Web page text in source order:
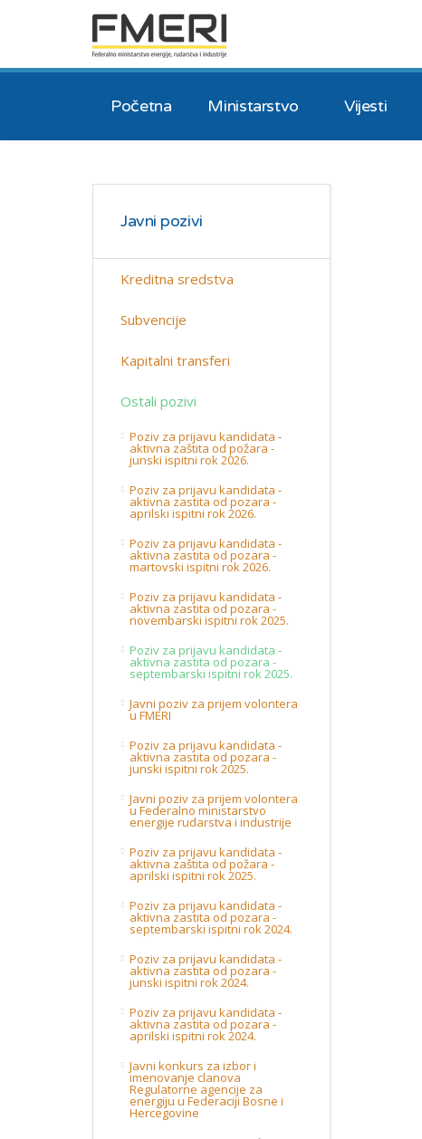
Početna Ministarstvo Vijesti
Javni pozivi
Kreditna sredstva
Subvencije
Kapitalni transferi
Ostali pozivi
Poziv za prijavu kandidata -
aktivna zaštita od požara -
junski ispitni rok 2026.
Poziv za prijavu kandidata -
aktivna zastita od pozara -
aprilski ispitni rok 2026.
Poziv za prijavu kandidata -
aktivna zastita od pozara -
martovski ispitni rok 2026.
Poziv za prijavu kandidata -
aktivna zastita od pozara -
novembarski ispitni rok 2025.
Poziv za prijavu kandidata -
aktivna zastita od pozara -
septembarski ispitni rok 2025.
Javni poziv za prijem volontera
u FMERI
Poziv za prijavu kandidata -
aktivna zastita od pozara -
junski ispitni rok 2025.
Javni poziv za prijem volontera
u Federalno ministarstvo
energije rudarstva i industrije
Poziv za prijavu kandidata -
aktivna zaštita od požara -
aprilski ispitni rok 2025.
Poziv za prijavu kandidata -
aktivna zastita od pozara -
septembarski ispitni rok 2024.
Poziv za prijavu kandidata -
aktivna zastita od pozara -
junski ispitni rok 2024.
Poziv za prijavu kandidata -
aktivna zastita od pozara -
aprilski ispitni rok 2024.
Javni konkurs za izbor i
imenovanje clanova
Regulatorne agencije za
energiju u Federaciji Bosne i
Hercegovine